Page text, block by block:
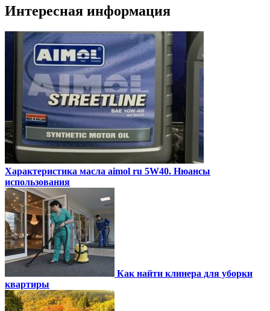
Интересная информация
Характеристика масла aimol ru 5W40. Нюансы
использования
Как найти клинера для уборки
квартиры